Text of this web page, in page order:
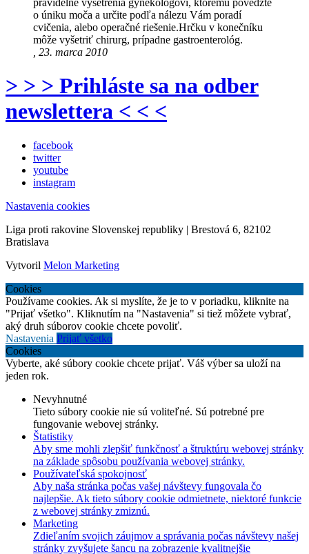
pravidelné vyšetrenia gynekologovi, ktorému povedzte
o úniku moča a určite podľa nálezu Vám poradí
cvičenia, alebo operačné riešenie.Hrčku v konečníku
môže vyšetriť chirurg, prípadne gastroenterológ.
, 23. marca 2010
> > > Prihláste sa na odber
newslettera < < <
facebook
twitter
youtube
instagram
Nastavenia cookies
Liga proti rakovine Slovenskej republiky | Brestová 6, 82102
Bratislava
Vytvoril Melon Marketing
Cookies
Používame cookies. Ak si myslíte, že je to v poriadku, kliknite na
"Prijať všetko". Kliknutím na "Nastavenia" si tiež môžete vybrať,
aký druh súborov cookie chcete povoliť.
Nastavenia Prijať všetko
Cookies
Vyberte, aké súbory cookie chcete prijať. Váš výber sa uloží na
jeden rok.
Nevyhnutné
Tieto súbory cookie nie sú voliteľné. Sú potrebné pre
fungovanie webovej stránky.
Štatistiky
Aby sme mohli zlepšiť funkčnosť a štruktúru webovej stránky
na základe spôsobu používania webovej stránky.
Používateľská spokojnosť
Aby naša stránka počas vašej návštevy fungovala čo
najlepšie. Ak tieto súbory cookie odmietnete, niektoré funkcie
z webovej stránky zmiznú.
Marketing
Zdieľaním svojich záujmov a správania počas návštevy našej
stránky zvyšujete šancu na zobrazenie kvalitnejšie